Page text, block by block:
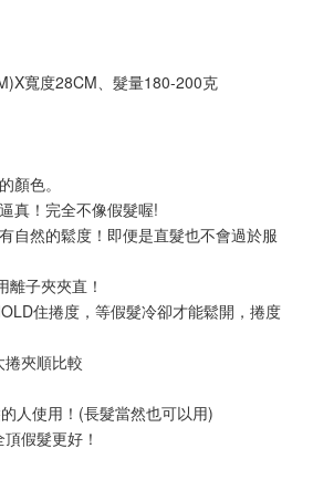
寬度28CM、髮量180-200克
顏色。
真！完全不像假髮喔!
自然的鬆度！即便是直髮也不會過於服
子夾夾直！
住捲度，等假髮冷卻才能鬆開，捲度
夾順比較
人使用！(長髮當然也可以用)
假髮更好！